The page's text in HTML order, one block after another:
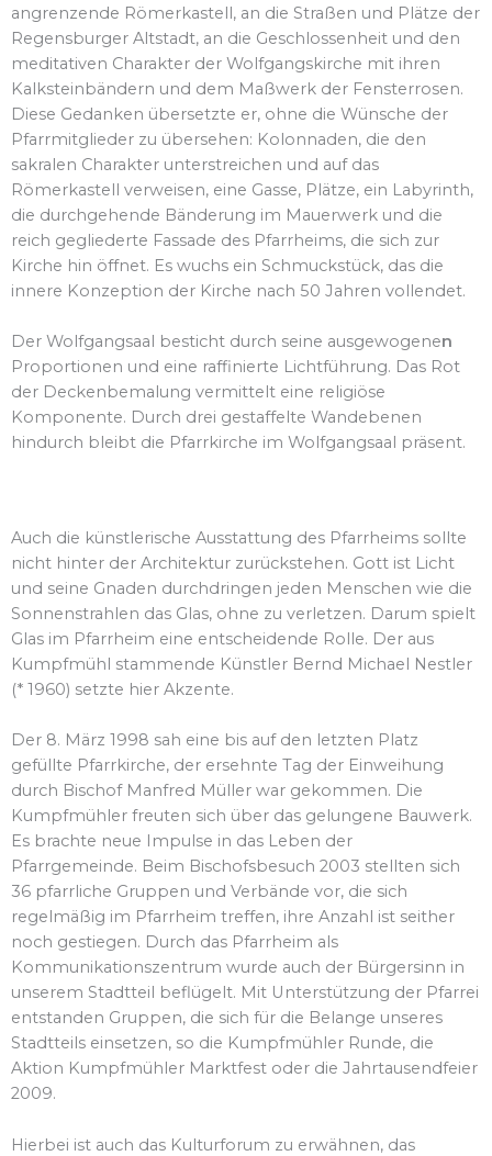
angrenzende Römerkastell, an die Straßen und Plätze der
Regensburger Altstadt, an die Geschlossenheit und den
meditativen Charakter der Wolfgangskirche mit ihren
Kalksteinbändern und dem Maßwerk der Fensterrosen.
Diese Gedanken übersetzte er, ohne die Wünsche der
Pfarrmitglieder zu übersehen: Kolonnaden, die den
sakralen Charakter unterstreichen und auf das
Römerkastell verweisen, eine Gasse, Plätze, ein Labyrinth,
die durchgehende Bänderung im Mauerwerk und die
reich gegliederte Fassade des Pfarrheims, die sich zur
Kirche hin öffnet. Es wuchs ein Schmuckstück, das die
innere Konzeption der Kirche nach 50 Jahren vollendet.
Der Wolfgangsaal besticht durch seine ausgewogenen
Proportionen und eine raffinierte Lichtführung. Das Rot
der Deckenbemalung vermittelt eine religiöse
Komponente. Durch drei gestaffelte Wandebenen
hindurch bleibt die Pfarrkirche im Wolfgangsaal präsent.
Auch die künstlerische Ausstattung des Pfarrheims sollte
nicht hinter der Architektur zurückstehen. Gott ist Licht
und seine Gnaden durchdringen jeden Menschen wie die
Sonnenstrahlen das Glas, ohne zu verletzen. Darum spielt
Glas im Pfarrheim eine entscheidende Rolle. Der aus
Kumpfmühl stammende Künstler Bernd Michael Nestler
(* 1960) setzte hier Akzente.
Der 8. März 1998 sah eine bis auf den letzten Platz
gefüllte Pfarrkirche, der ersehnte Tag der Einweihung
durch Bischof Manfred Müller war gekommen. Die
Kumpfmühler freuten sich über das gelungene Bauwerk.
Es brachte neue Impulse in das Leben der
Pfarrgemeinde. Beim Bischofsbesuch 2003 stellten sich
36 pfarrliche Gruppen und Verbände vor, die sich
regelmäßig im Pfarrheim treffen, ihre Anzahl ist seither
noch gestiegen. Durch das Pfarrheim als
Kommunikationszentrum wurde auch der Bürgersinn in
unserem Stadtteil beflügelt. Mit Unterstützung der Pfarrei
entstanden Gruppen, die sich für die Belange unseres
Stadtteils einsetzen, so die Kumpfmühler Runde, die
Aktion Kumpfmühler Marktfest oder die Jahrtausendfeier
2009.
Hierbei ist auch das Kulturforum zu erwähnen, das